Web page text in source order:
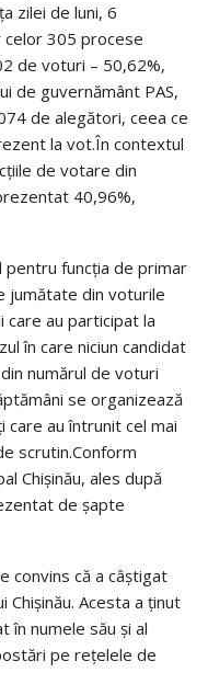
zilei de luni, 6
305 procese
de voturi – 50,62%,
de guvernământ PAS,
de alegători, ceea ce
la vot.În contextul
de votare din
40,96%,
pentru funcţia de primar
jumătate din voturile
au participat la
în care niciun candidat
numărul de voturi
se organizează
care au întrunit cel mai
scrutin.Conform
Chişinău, ales după
de şapte
convins că a câştigat
Chişinău. Acesta a ţinut
în numele său şi al
pe reţelele de